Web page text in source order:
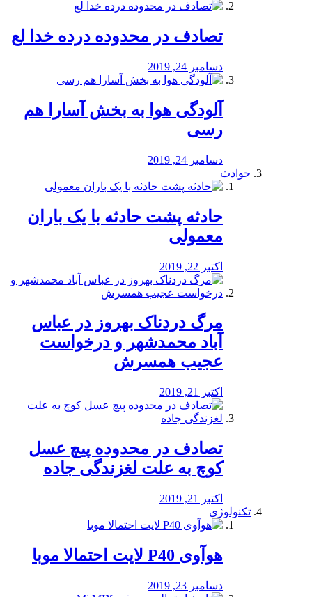
تصادف در محدوده درده خدا لع
دسامبر 24, 2019
آلودگی هوا به بخش آسارا هم
رسی
دسامبر 24, 2019
حوادث
️حادثه پشت حادثه با یک باران
معمولی
اکتبر 22, 2019
مرگ دردناک بهروز در عباس
آباد محمدشهر و درخواست
عجیب همسرش
اکتبر 21, 2019
تصادف در محدوده پیچ عسل
کوچ به علت لغزندگی جاده
اکتبر 21, 2019
تکنولوژی
هوآوی P40 لایت احتمالا موبا
دسامبر 23, 2019